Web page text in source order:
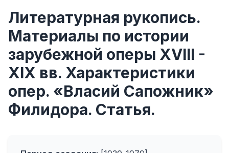
Литературная рукопись.
Материалы по истории
зарубежной оперы XVIII -
XIX вв. Характеристики
опер. «Власий Сапожник»
Филидора. Статья.